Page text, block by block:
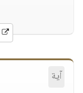
آية